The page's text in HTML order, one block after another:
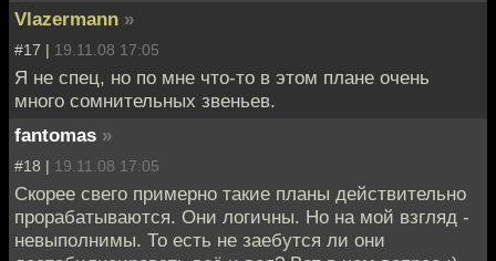
Vlazermann »
#17 | 19.11.08 17:05
Я не спец, но по мне что-то в этом плане очень
много сомнительных звеньев.
fantomas »
#18 | 19.11.08 17:05
Скорее свего примерно такие планы действительно
прорабатываются. Они логичны. Но на мой взгляд -
невыполнимы. То есть не заебутся ли они